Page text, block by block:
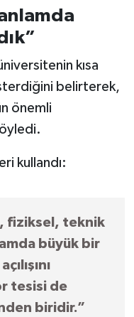
kısa
belirterek,
önemli
kullandı:
fiziksel, teknik
büyük bir
tesisi de
biridir.”